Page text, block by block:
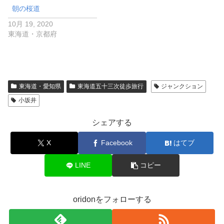
朝の桜道
10月 19, 2020
東海道・京都府
東海道・愛知県 東海道五十三次徒歩旅行
ジャンクション
小坂井
シェアする
X Facebook はてブ
LINE コピー
oridonをフォローする